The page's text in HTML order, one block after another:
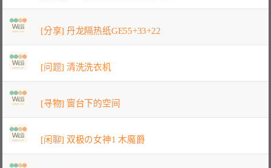
[分享] 丹龙隔热纸GE55+33+22
[问题] 清洗洗衣机
[寻物] 窗台下的空间
[闲聊] 双极の女神1 木魔爵